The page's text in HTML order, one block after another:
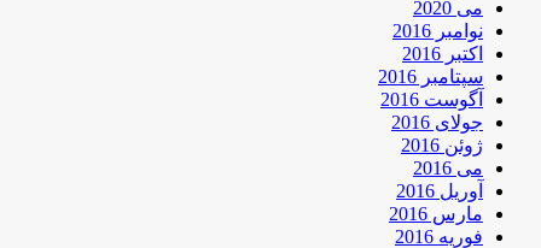
می 2020
نوامبر 2016
اکتبر 2016
سپتامبر 2016
آگوست 2016
جولای 2016
ژوئن 2016
می 2016
آوریل 2016
مارس 2016
فوریه 2016